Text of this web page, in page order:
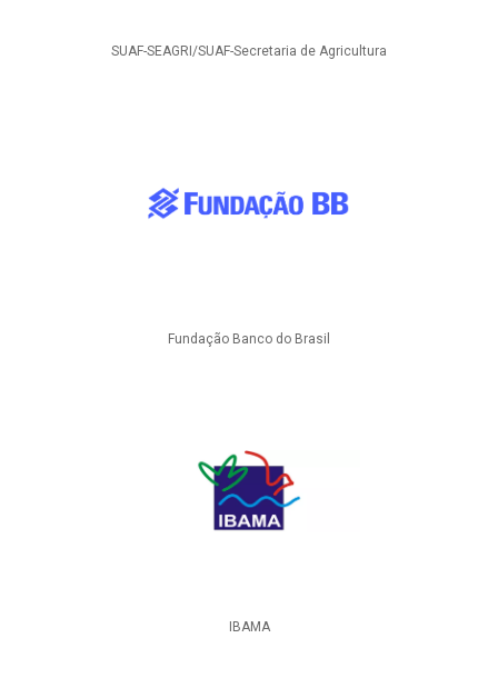
SUAF-SEAGRI/SUAF-Secretaria de Agricultura
Fundação Banco do Brasil
IBAMA